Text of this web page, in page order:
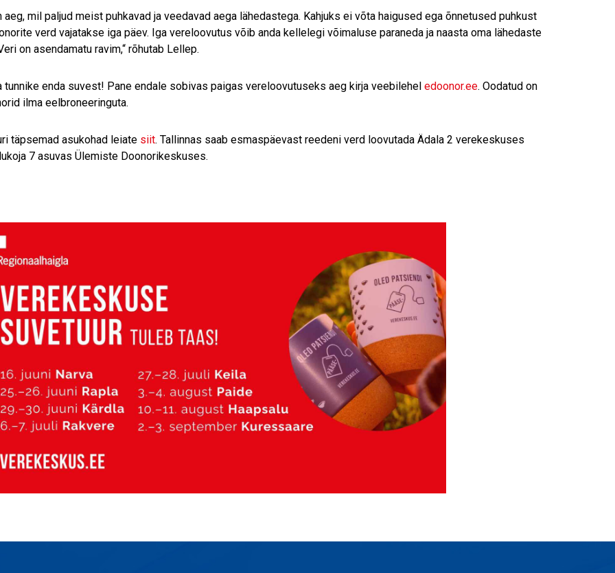
aeg, mil paljud meist puhkavad ja veedavad aega lähedastega. Kahjuks ei võta haigused ega õnnetused puhkust
verd vajatakse iga päev. Iga vereloovutus võib anda kellelegi võimaluse paraneda ja naasta oma lähedaste
on asendamatu ravim,“ rõhutab Lellep.
tunnike enda suvest! Pane endale sobivas paigas vereloovutuseks aeg kirja veebilehel edoonor.ee. Oodatud on
ilma eelbroneeringuta.
täpsemad asukohad leiate siit. Tallinnas saab esmaspäevast reedeni verd loovutada Ädala 2 verekeskuses
7 asuvas Ülemiste Doonorikeskuses.